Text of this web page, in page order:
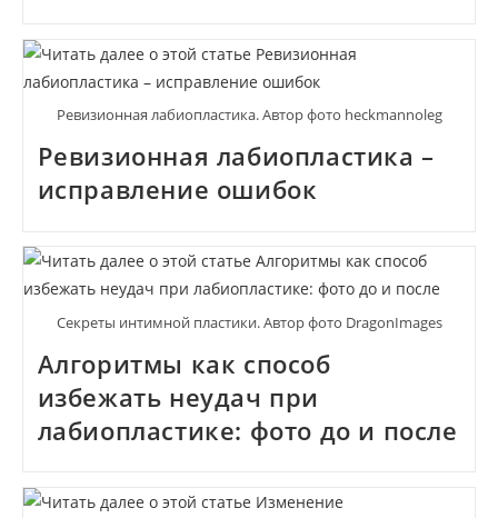
Ревизионная лабиопластика. Автор фото heckmannoleg
Ревизионная лабиопластика –
исправление ошибок
Секреты интимной пластики. Автор фото DragonImages
Алгоритмы как способ
избежать неудач при
лабиопластике: фото до и после